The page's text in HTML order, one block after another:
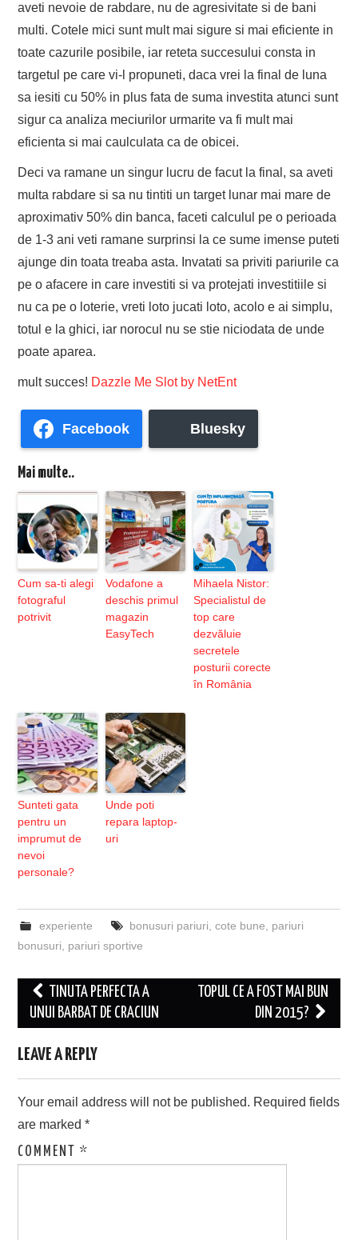
aveti nevoie de rabdare, nu de agresivitate si de bani
multi. Cotele mici sunt mult mai sigure si mai eficiente in
toate cazurile posibile, iar reteta succesului consta in
targetul pe care vi-l propuneti, daca vrei la final de luna
sa iesiti cu 50% in plus fata de suma investita atunci sunt
sigur ca analiza meciurilor urmarite va fi mult mai
eficienta si mai caulculata ca de obicei.
Deci va ramane un singur lucru de facut la final, sa aveti
multa rabdare si sa nu tintiti un target lunar mai mare de
aproximativ 50% din banca, faceti calculul pe o perioada
de 1-3 ani veti ramane surprinsi la ce sume imense puteti
ajunge din toata treaba asta. Invatati sa priviti pariurile ca
pe o afacere in care investiti si va protejati investitiile si
nu ca pe o loterie, vreti loto jucati loto, acolo e ai simplu,
totul e la ghici, iar norocul nu se stie niciodata de unde
poate aparea.
mult succes! Dazzle Me Slot by NetEnt
Facebook Bluesky
Mai multe..
Cum sa-ti alegi
fotograful
potrivit
Vodafone a
deschis primul
magazin
EasyTech
Mihaela Nistor:
Specialistul de
top care
dezvăluie
secretele
posturii corecte
în România
Sunteti gata
pentru un
imprumut de
nevoi
personale?
Unde poti
repara laptop-
uri
experiente bonusuri pariuri, cote bune, pariuri
bonusuri, pariuri sportive
Post
navigation
TINUTA PERFECTA A
UNUI BARBAT DE CRACIUN
TOPUL CE A FOST MAI BUN
DIN 2015?
LEAVE A REPLY
Your email address will not be published. Required fields
are marked*
COMMENT*